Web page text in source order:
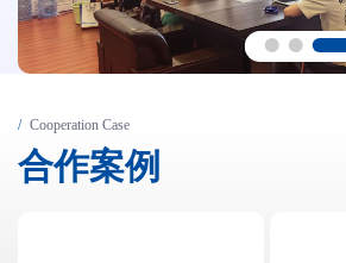
Cooperation Case
合作案例